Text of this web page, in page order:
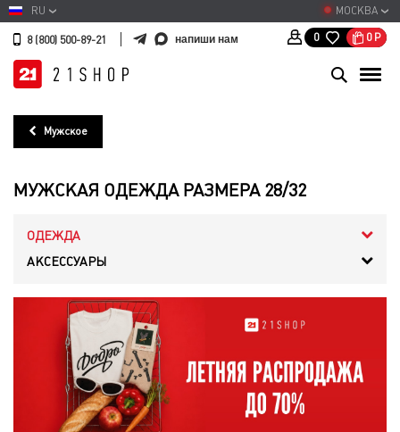
МОСКВА
RU
8 (800) 500-89-21 напиши нам 0 0 Р
Мужское
МУЖСКАЯ ОДЕЖДА РАЗМЕРА 28/32
ОДЕЖДА
АКСЕССУАРЫ